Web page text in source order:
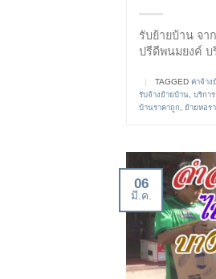
รับย้ายบ้าน จา
ปรีดีพนมยงค์ บ
| TAGGED ค่าจ้าง
รับจ้างย้ายบ้าน, บริกา
บ้านราคาถูก, ย้ายหอร
06
มี.ค.